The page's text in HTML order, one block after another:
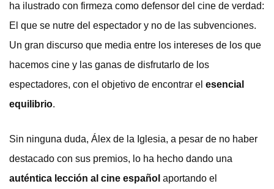
ha ilustrado con firmeza como defensor del cine de verdad:
El que se nutre del espectador y no de las subvenciones.
Un gran discurso que media entre los intereses de los que
hacemos cine y las ganas de disfrutarlo de los
espectadores, con el objetivo de encontrar el esencial
equilibrio.
Sin ninguna duda, Álex de la Iglesia, a pesar de no haber
destacado con sus premios, lo ha hecho dando una
auténtica lección al cine español aportando el